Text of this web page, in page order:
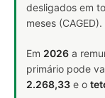
desligados em
meses (CAGED).
Em 2026 a
primário pode
2.268,33 e o